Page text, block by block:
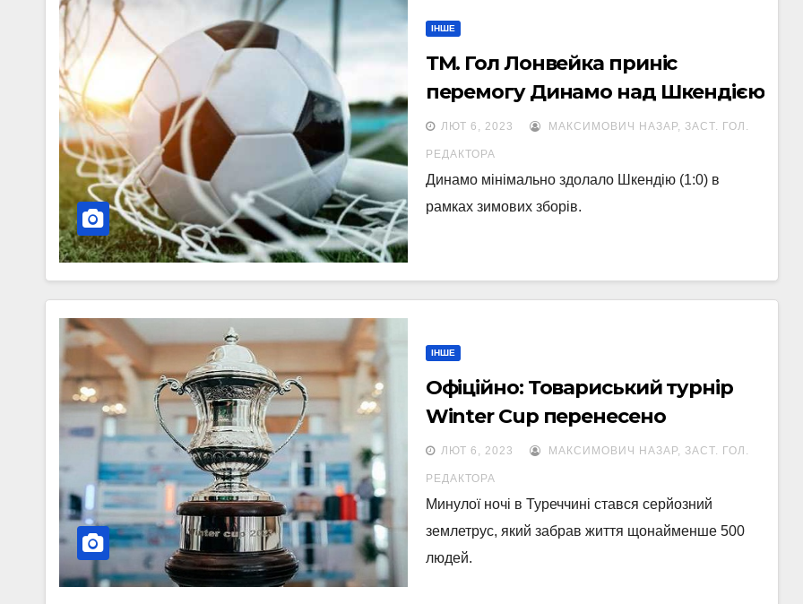
ІНШЕ
ТМ. Гол Лонвейка приніс
перемогу Динамо над Шкендією
ЛЮТ 6, 2023 МАКСИМОВИЧ НАЗАР, ЗАСТ. ГОЛ.
РЕДАКТОРА
Динамо мінімально здолало Шкендію (1:0) в
рамках зимових зборів.
ІНШЕ
Офіційно: Товариський турнір
Winter Cup перенесено
ЛЮТ 6, 2023 МАКСИМОВИЧ НАЗАР, ЗАСТ. ГОЛ.
РЕДАКТОРА
Минулої ночі в Туреччині стався серйозний
землетрус, який забрав життя щонайменше 500
людей.